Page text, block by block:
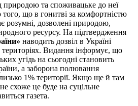
природою та споживацьке до неї
того, що в гонитві за комфортністю
розумні, дозволені природою,
ресурсу. На підтвердження
наводить дозвіл в Україні
Видання інформує, що
угідь на сьогодні становить
а заборона полювання
1% території. Якщо ще й там
схоже це буде на суцільне
газета.